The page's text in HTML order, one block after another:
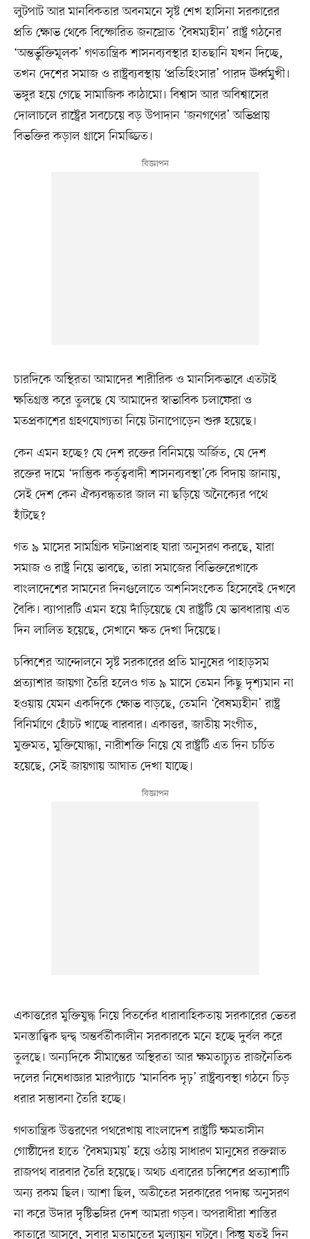
লুটপাট আর মানবিকতার অবনমনে সৃষ্ট শেখ হাসিনা সরকারের
প্রতি ক্ষোভ থেকে বিস্ফোরিত জনস্রোত ‘বৈষম্যহীন’ রাষ্ট্র গঠনের
‘অন্তর্ভুক্তিমূলক’ গণতান্ত্রিক শাসনব্যবস্থার হাতছানি যখন দিচ্ছে,
তখন দেশের সমাজ ও রাষ্ট্রব্যবস্থায় ‘প্রতিহিংসার’ পারদ ঊর্ধ্বমুখী।
ভঙ্গুর হয়ে গেছে সামাজিক কাঠামো। বিশ্বাস আর অবিশ্বাসের
দোলাচলে রাষ্ট্রের সবচেয়ে বড় উপাদান ‘জনগণের’ অভিপ্রায়
বিভক্তির কড়াল গ্রাসে নিমজ্জিত।
চারদিকে অস্থিরতা আমাদের শারীরিক ও মানসিকভাবে এতটাই
ক্ষতিগ্রস্ত করে তুলছে যে আমাদের স্বাভাবিক চলাফেরা ও
মতপ্রকাশের গ্রহণযোগ্যতা নিয়ে টানাপোড়েন শুরু হয়েছে।
কেন এমন হচ্ছে? যে দেশ রক্তের বিনিময়ে অর্জিত, যে দেশ
রক্তের দামে ‘দাম্ভিক কর্তৃত্ববাদী শাসনব্যবস্থা’কে বিদায় জানায়,
সেই দেশ কেন ঐক্যবদ্ধতার জাল না ছড়িয়ে অনৈক্যের পথে
হাঁটছে?
গত ৯ মাসের সামগ্রিক ঘটনাপ্রবাহ যারা অনুসরণ করছে, যারা
সমাজ ও রাষ্ট্র নিয়ে ভাবছে, তারা সমাজের বিভিক্তরেখাকে
বাংলাদেশের সামনের দিনগুলোতে অশনিসংকেত হিসেবেই দেখবে
বৈকি। ব্যাপারটি এমন হয়ে দাঁড়িয়েছে যে রাষ্ট্রটি যে ভাবধারায় এত
দিন লালিত হয়েছে, সেখানে ক্ষত দেখা দিয়েছে।
চব্বিশের আন্দোলনে সৃষ্ট সরকারের প্রতি মানুষের পাহাড়সম
প্রত্যাশার জায়গা তৈরি হলেও গত ৯ মাসে তেমন কিছু দৃশ্যমান না
হওয়ায় যেমন একদিকে ক্ষোভ বাড়ছে, তেমনি ‘বৈষম্যহীন’ রাষ্ট্র
বিনির্মাণে হোঁচট খাচ্ছে বারবার। একাত্তর, জাতীয় সংগীত,
মুক্তমত, মুক্তিযোদ্ধা, নারীশক্তি নিয়ে যে রাষ্ট্রটি এত দিন চর্চিত
হয়েছে, সেই জায়গায় আঘাত দেখা যাচ্ছে।
একাত্তরের মুক্তিযুদ্ধ নিয়ে বিতর্কের ধারাবাহিকতায় সরকারের ভেতর
মনস্তাত্ত্বিক দ্বন্দ্ব অন্তর্বর্তীকালীন সরকারকে মনে হচ্ছে দুর্বল করে
তুলছে। অন্যদিকে সীমান্তের অস্থিরতা আর ক্ষমতাচ্যুত রাজনৈতিক
দলের নিষেধাজ্ঞার মারপ্যাঁচে ‘মানবিক দৃঢ়’ রাষ্ট্রব্যবস্থা গঠনে চিড়
ধরার সম্ভাবনা তৈরি হচ্ছে।
গণতান্ত্রিক উত্তরণের পথরেখায় বাংলাদেশ রাষ্ট্রটি ক্ষমতাসীন
গোষ্ঠীদের হাতে ‘বৈষম্যময়’ হয়ে ওঠায় সাধারণ মানুষের রক্তস্নাত
রাজপথ বারবার তৈরি হয়েছে। অথচ এবারের চব্বিশের প্রত্যাশাটি
অন্য রকম ছিল। আশা ছিল, অতীতের সরকারের পদাঙ্ক অনুসরণ
না করে উদার দৃষ্টিভঙ্গির দেশ আমরা গড়ব। অপরাধীরা শাস্তির
কাতারে আসবে, সবার মতামতের মূল্যায়ন ঘটবে। কিন্তু যতই দিন